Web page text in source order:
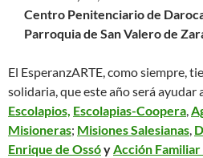
Centro Penitenciario de
Parroquia de San Valero de
El EsperanzARTE, como siempre,
solidaria, que este año será ayudar
Escolapios, Escolapias-Coopera
Misioneras; Misiones Salesianas
Enrique de Ossóy Acción